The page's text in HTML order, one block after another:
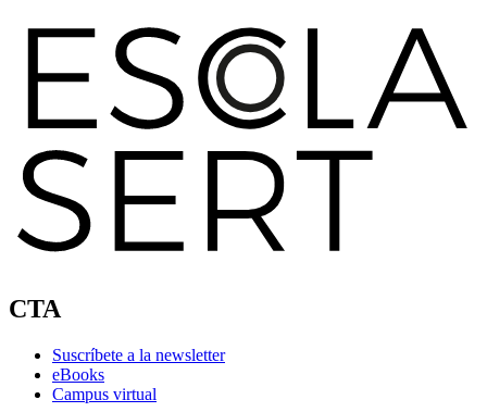
CTA
Suscríbete a la newsletter
eBooks
Campus virtual